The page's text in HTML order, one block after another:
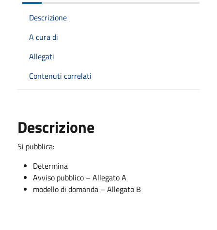
Descrizione
A cura di
Allegati
Contenuti correlati
Descrizione
Si pubblica:
Determina
Avviso pubblico – Allegato A
modello di domanda – Allegato B